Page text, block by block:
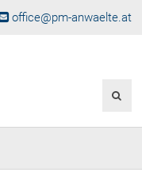
office@pm-anwaelte.at